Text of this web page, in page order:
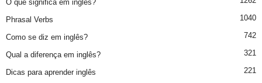
O que significa em inglês?
Phrasal Verbs 1040
Como se diz em inglês? 742
Qual a diferença em inglês? 321
Dicas para aprender inglês 221